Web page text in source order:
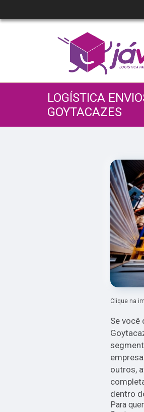
LOGÍSTICA
GOYTACAZES
Clique na
Se você
outros,
dentro
Para